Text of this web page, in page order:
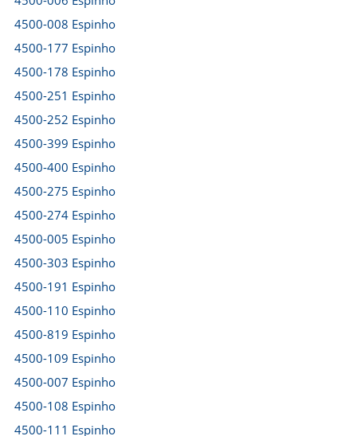
4500-008 Espinho
4500-177 Espinho
4500-178 Espinho
4500-251 Espinho
4500-252 Espinho
4500-399 Espinho
4500-400 Espinho
4500-275 Espinho
4500-274 Espinho
4500-005 Espinho
4500-303 Espinho
4500-191 Espinho
4500-110 Espinho
4500-819 Espinho
4500-109 Espinho
4500-007 Espinho
4500-108 Espinho
4500-111 Espinho